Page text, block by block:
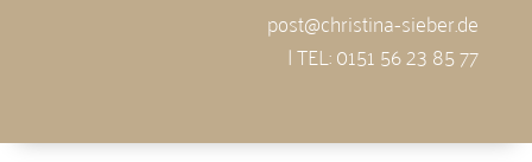
post@christina-sieber.de
| TEL: 0151 56 23 85 77